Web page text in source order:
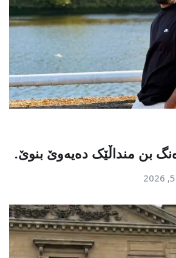
بن منداڵێک دەیەوێ بنوێ.